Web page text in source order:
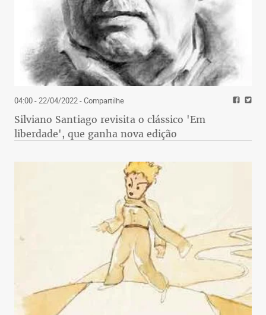
04:00 - 22/04/2022- Compartilhe
Silviano Santiago revisita o clássico 'Em
liberdade', que ganha nova edição